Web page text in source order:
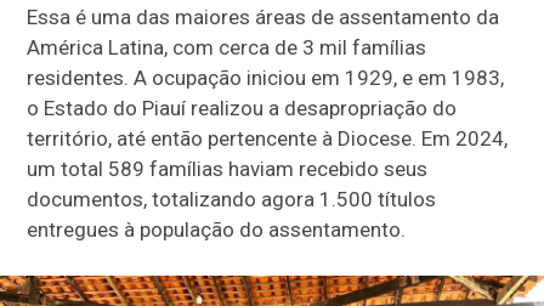
Essa é uma das maiores áreas de assentamento da
América Latina, com cerca de 3 mil famílias
residentes. A ocupação iniciou em 1929, e em 1983,
o Estado do Piauí realizou a desapropriação do
território, até então pertencente à Diocese. Em 2024,
um total 589 famílias haviam recebido seus
documentos, totalizando agora 1.500 títulos
entregues à população do assentamento.